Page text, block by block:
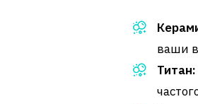
ваши
Титан: